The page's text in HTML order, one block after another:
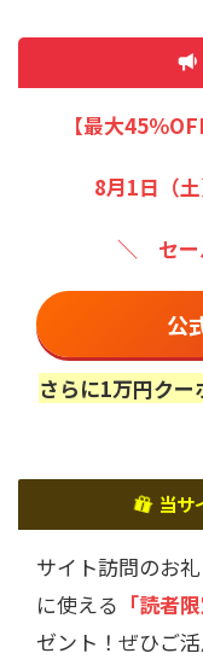
【最大45％
8月1日（
＼ セー
公
さらに1万円クー
当サ
サイト訪問のお
に使える 「読者
ゼント！ぜひご活